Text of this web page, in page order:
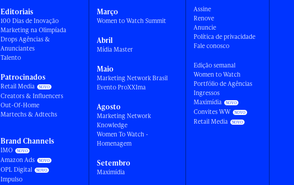
Editoriais
100 Dias de Inovação
Marketing na Olimpíada
Drops Agências &
Anunciantes
Talento
Patrocinados
Retail Media
Creators & Influencers
Out-Of-Home
Martechs & Adtechs
Brand Channels
IMO
Amazon Ads
OPL Digital
Impulso
Março
Women to Watch Summit
Abril
Mídia Master
Maio
Marketing Network Brasil
Evento ProXXIma
Agosto
Marketing Network
Knowledge
Women To Watch -
Homenagem
Setembro
Maximídia
Assine
Renove
Anuncie
Política de privacidade
Fale conosco
Edição semanal
Women to Watch
Portfólio de Agências
Ingressos
Maximídia
Convites WW
Retail Media